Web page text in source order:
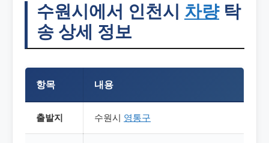
수원시에서 인천시 차량탁
송 상세 정보
항목 내용
출발지 수원시 영통구